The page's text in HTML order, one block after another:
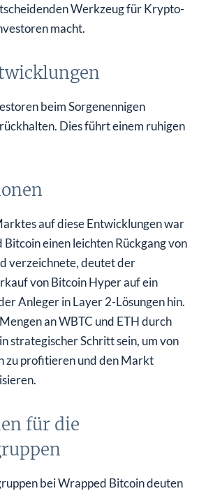
Werkzeug für Krypto-
macht.
beim Sorgenennigen
Dies führt einem ruhigen
auf diese Entwicklungen war
Bitcoin einen leichten Rückgang von
verzeichnete, deutet der
von Bitcoin Hyper auf ein
Anleger in Layer 2-Lösungen hin.
an WBTC und ETH durch
strategischer Schritt sein, um von
zu profitieren und den Markt
für die
bei Wrapped Bitcoin deuten